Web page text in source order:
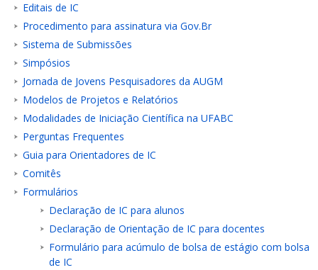
Editais de IC
Procedimento para assinatura via Gov.Br
Sistema de Submissões
Simpósios
Jornada de Jovens Pesquisadores da AUGM
Modelos de Projetos e Relatórios
Modalidades de Iniciação Científica na UFABC
Perguntas Frequentes
Guia para Orientadores de IC
Comitês
Formulários
Declaração de IC para alunos
Declaração de Orientação de IC para docentes
Formulário para acúmulo de bolsa de estágio com bolsa
de IC